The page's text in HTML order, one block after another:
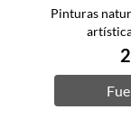
Pinturas